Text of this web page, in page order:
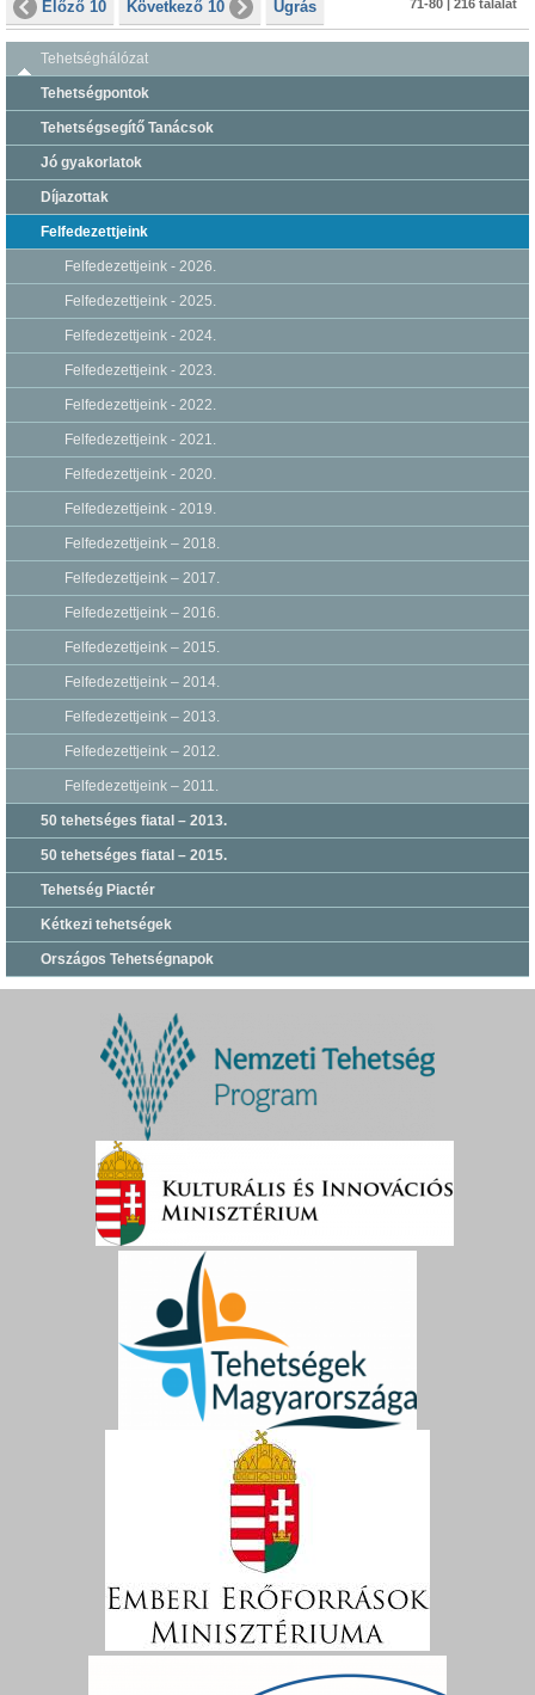
Előző 10 Következő 10 Ugrás 71-80 | 216 találat
Tehetséghálózat
Tehetségpontok
Tehetségsegítő Tanácsok
Jó gyakorlatok
Díjazottak
Felfedezettjeink
Felfedezettjeink - 2026.
Felfedezettjeink - 2025.
Felfedezettjeink - 2024.
Felfedezettjeink - 2023.
Felfedezettjeink - 2022.
Felfedezettjeink - 2021.
Felfedezettjeink - 2020.
Felfedezettjeink - 2019.
Felfedezettjeink – 2018.
Felfedezettjeink – 2017.
Felfedezettjeink – 2016.
Felfedezettjeink – 2015.
Felfedezettjeink – 2014.
Felfedezettjeink – 2013.
Felfedezettjeink – 2012.
Felfedezettjeink – 2011.
50 tehetséges fiatal – 2013.
50 tehetséges fiatal – 2015.
Tehetség Piactér
Kétkezi tehetségek
Országos Tehetségnapok